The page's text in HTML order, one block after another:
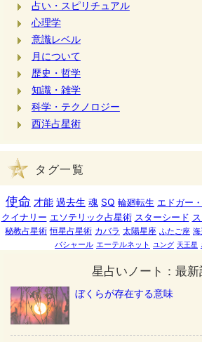
占い・スピリチュアル
心理学
意識レベル
月について
歴史・哲学
知識・雑学
科学・テクノロジー
西洋占星術
タグ一覧
使命 才能 過去生 魂 SQ 輪廻転生 エドガー
クイナリー エソテリック占星術 スターシード
秘教占星術 恒星占星術 カバラ 太陽星座 ふたご座 海
バシャール エーテルネット ユング 天王星
星占いノート：最新
ぼくらが存在する意味